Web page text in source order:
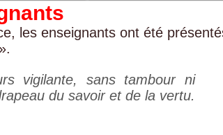
les enseignants ont été
vigilante, sans tambour ni
du savoir et de la vertu.